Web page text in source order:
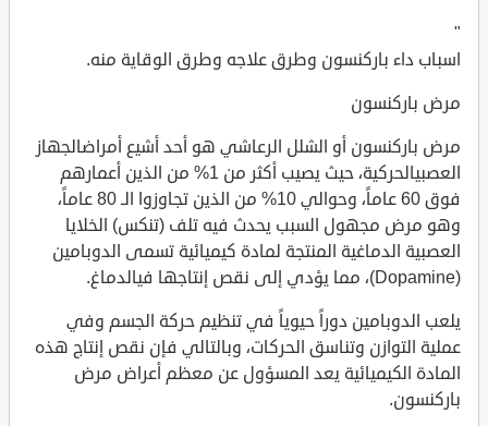
"
اسباب داء باركنسون وطرق علاجه وطرق الوقاية منه.
مرض باركنسون
مرض باركنسون أو الشلل الرعاشي هو أحد أشيع أمراضالجهاز
العصبيالحركية، حيث يصيب أكثر من 1% من الذين أعمارهم
فوق 60 عاماً، وحوالي 10% من الذين تجاوزوا الـ 80 عاماً،
وهو مرض مجهول السبب يحدث فيه تلف (تنكس) الخلايا
العصبية الدماغية المنتجة لمادة كيميائية تسمى الدوبامين
(Dopamine)، مما يؤدي إلى نقص إنتاجها فيالدماغ.
يلعب الدوبامين دوراً حيوياً في تنظيم حركة الجسم وفي
عملية التوازن وتناسق الحركات، وبالتالي فإن نقص إنتاج هذه
المادة الكيميائية يعد المسؤول عن معظم أعراض مرض
باركنسون.